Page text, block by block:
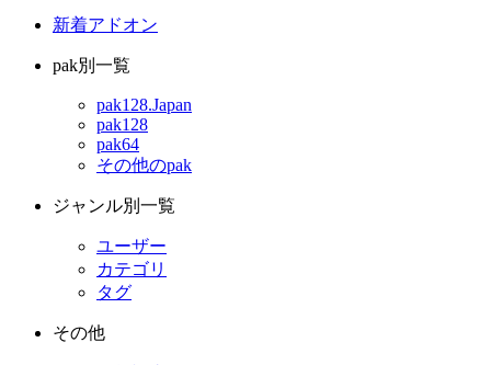
新着アドオン
pak別一覧
pak128.Japan
pak128
pak64
その他のpak
ジャンル別一覧
ユーザー
カテゴリ
タグ
その他